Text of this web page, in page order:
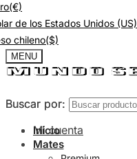
(€)
de los Estados Unidos (US)
chileno($)
MENU
Buscar por:
Mi cuenta
Buscar por:
Inicio
Mates